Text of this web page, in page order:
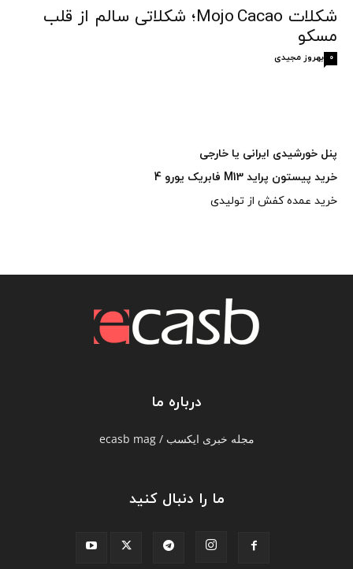
شکلات Mojo Cacao؛ شکلاتی سالم از قلب
مسکو
بهروز مجیدی 0
پنل خورشیدی ایرانی یا خارجی
خرید پیستون پراید M13 فابریک یورو 4
خرید عمده کفش از تولیدی
درباره ما
مجله خبری ایکسب / ecasb mag
ما را دنبال کنید